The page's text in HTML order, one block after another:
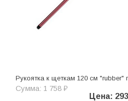
Рукоятка к щеткам 120 см "rubber"
Сумма: 1 758 ₽
Цена: